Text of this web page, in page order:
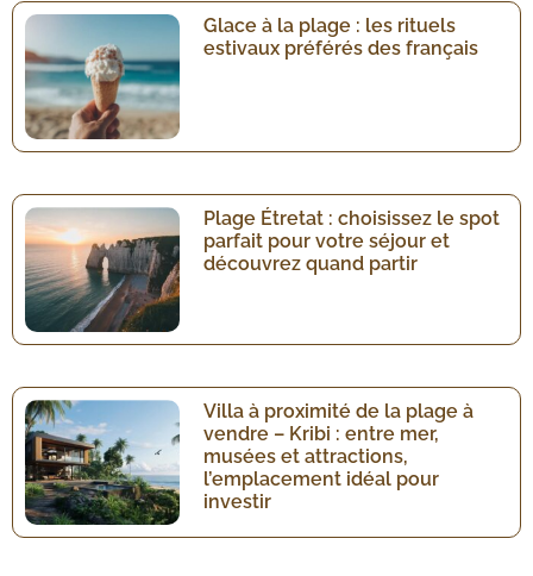
Glace à la plage : les rituels
estivaux préférés des français
Plage Étretat : choisissez le spot
parfait pour votre séjour et
découvrez quand partir
Villa à proximité de la plage à
vendre – Kribi : entre mer,
musées et attractions,
l’emplacement idéal pour
investir